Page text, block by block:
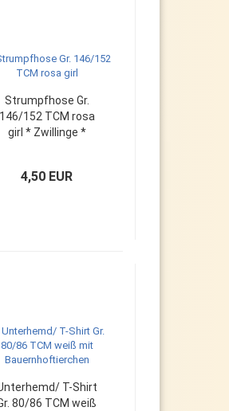
Strumpfhose Gr.
146/152 TCM rosa
girl * Zwillinge *
4,50 EUR
T-Shirt
80/86 TCM weiß